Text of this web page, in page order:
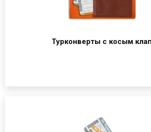
Турконверты с косым